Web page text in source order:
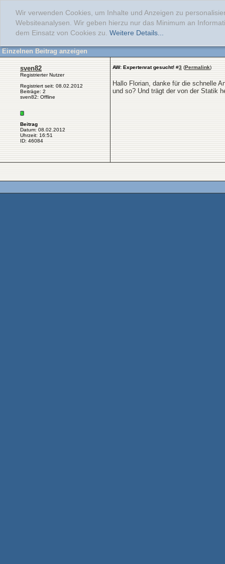
Wir verwenden Cookies, um Inhalte und Anzeigen zu
Websiteanalysen. Wir geben hierzu nur das Minimum an
dem Einsatz von Cookies zu. Weitere Details...
Einzelnen Beitrag anzeigen
sven82
Registrierter Nutzer
Registriert seit: 08.02.2012
Beiträge: 2
sven82: Offline
Beitrag
Datum: 08.02.2012
Uhrzeit: 16:51
ID: 46084
AW: Expertenrat gesucht! #3 (Permalink)
Hallo Florian, danke für die schnelle
und so? Und trägt der von der Statik